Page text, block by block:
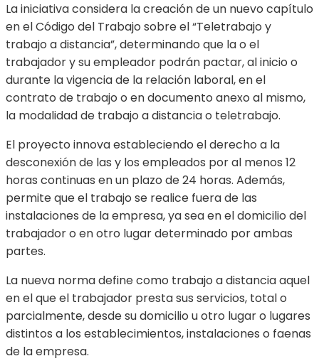
La iniciativa considera la creación de un nuevo capítulo
en el Código del Trabajo sobre el “Teletrabajo y
trabajo a distancia”, determinando que la o el
trabajador y su empleador podrán pactar, al inicio o
durante la vigencia de la relación laboral, en el
contrato de trabajo o en documento anexo al mismo,
la modalidad de trabajo a distancia o teletrabajo.
El proyecto innova estableciendo el derecho a la
desconexión de las y los empleados por al menos 12
horas continuas en un plazo de 24 horas. Además,
permite que el trabajo se realice fuera de las
instalaciones de la empresa, ya sea en el domicilio del
trabajador o en otro lugar determinado por ambas
partes.
La nueva norma define como trabajo a distancia aquel
en el que el trabajador presta sus servicios, total o
parcialmente, desde su domicilio u otro lugar o lugares
distintos a los establecimientos, instalaciones o faenas
de la empresa.